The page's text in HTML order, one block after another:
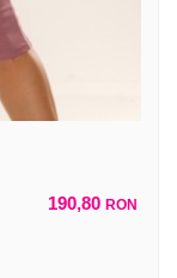
190,80 RON